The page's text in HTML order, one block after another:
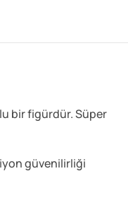
bir figürdür. Süper
güvenilirliği